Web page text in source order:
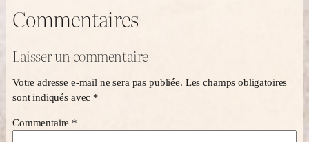
Commentaires
Laisser un commentaire
Votre adresse e-mail ne sera pas publiée. Les champs obligatoires
sont indiqués avec *
Commentaire *